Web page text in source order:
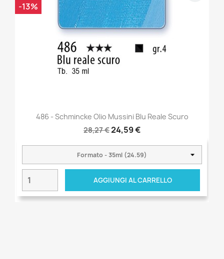
486 - Schmincke Olio Mussini Blu Reale Scuro
28,27 €24,59 €
AGGIUNGI AL CARRELLO
-13%